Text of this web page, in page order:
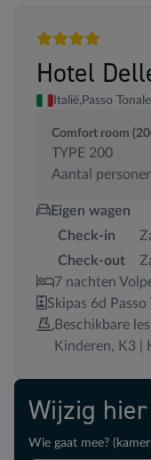
4 sterren
Hotel
Italië, Passo Tonale
Comfort room
TYPE 200
Aantal
Eigen wagen
Check-in
Check-out
7 nachten
Skipas 6d Passo
Beschikbare
Kinderen, K3 |
Wijzig
Wie gaat mee?